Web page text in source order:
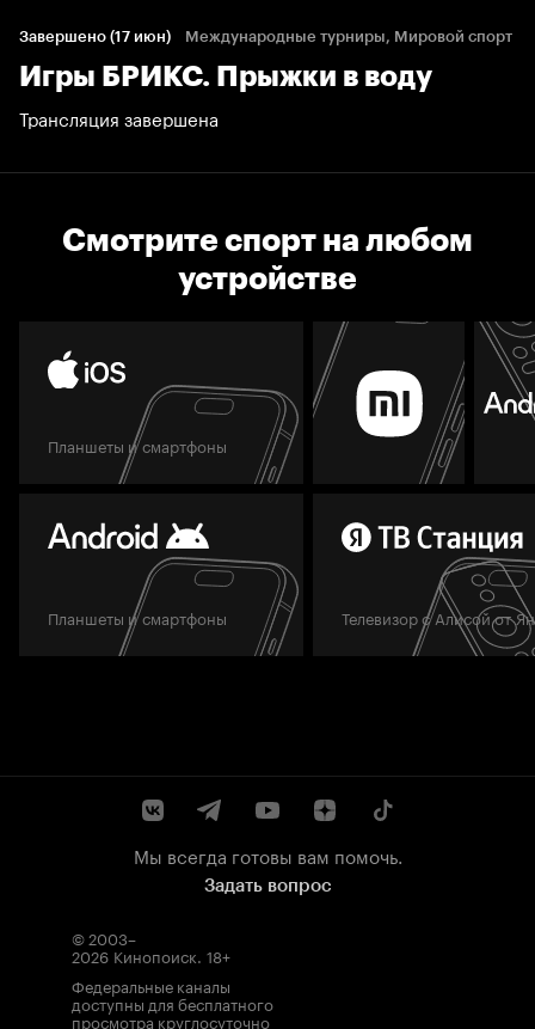
Завершено (17 июн) Международные турниры, Мировой спорт
Игры БРИКС. Прыжки в воду
Трансляция завершена
Смотрите спорт на любом
устройстве
Планшеты и смартфоны
Планшеты и смартфоны Телевизор с Алисой от
Мы всегда готовы вам помочь.
Задать вопрос
© 2003–
2026 Кинопоиск. 18+
Федеральные каналы
доступны для бесплатного
просмотра круглосуточно